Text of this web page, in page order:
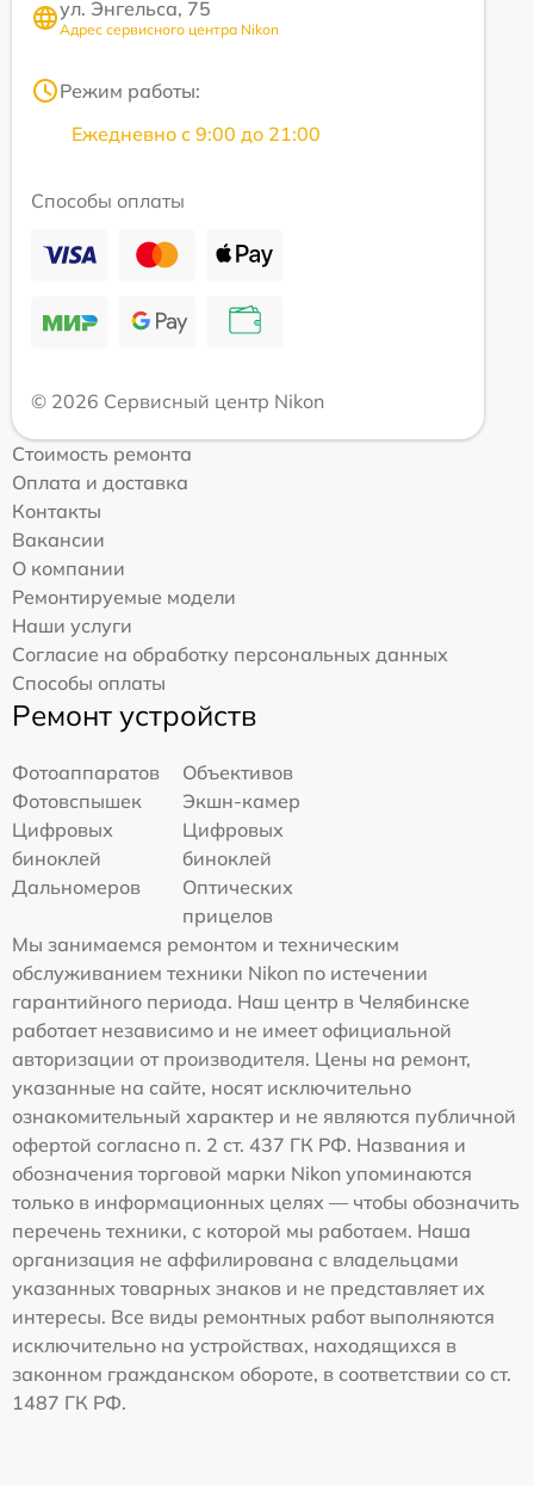
ул. Энгельса, 75
Адрес сервисного центра Nikon
Режим работы:
Ежедневно с 9:00 до 21:00
Способы оплаты
© 2026 Сервисный центр Nikon
Стоимость ремонта
Оплата и доставка
Контакты
Вакансии
О компании
Ремонтируемые модели
Наши услуги
Согласие на обработку персональных данных
Способы оплаты
Ремонт устройств
Фотоаппаратов
Объективов
Фотовспышек
Экшн-камер
Цифровых
биноклей
Цифровых
биноклей
Дальномеров
Оптических
прицелов
Мы занимаемся ремонтом и техническим
обслуживанием техники Nikon по истечении
гарантийного периода. Наш центр в Челябинске
работает независимо и не имеет официальной
авторизации от производителя. Цены на ремонт,
указанные на сайте, носят исключительно
ознакомительный характер и не являются публичной
офертой согласно п. 2 ст. 437 ГК РФ. Названия и
обозначения торговой марки Nikon упоминаются
только в информационных целях — чтобы обозначить
перечень техники, с которой мы работаем. Наша
организация не аффилирована с владельцами
указанных товарных знаков и не представляет их
интересы. Все виды ремонтных работ выполняются
исключительно на устройствах, находящихся в
законном гражданском обороте, в соответствии со ст.
1487 ГК РФ.